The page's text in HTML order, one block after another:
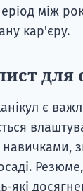
між
кар'єру.
є